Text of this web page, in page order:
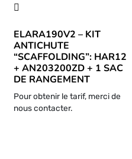
ELARA190V2 – KIT
ANTICHUTE
“SCAFFOLDING”: HAR12
+ AN203200ZD + 1 SAC
DE RANGEMENT
Pour obtenir le tarif, merci de
nous contacter.